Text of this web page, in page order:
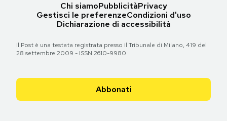
Chi siamoPubblicitàPrivacy
Gestisci le preferenzeCondizioni d'uso
Dichiarazione di accessibilità
Il Post è una testata registrata presso il Tribunale di Milano, 419 del
28 settembre 2009 - ISSN 2610-9980
Abbonati